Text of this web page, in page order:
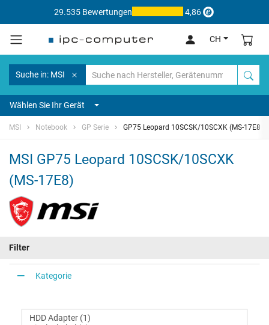
29.535 Bewertungen 4,86
CH
Suche in: MSI
Wählen Sie Ihr Gerät
MSI Notebook GP Serie GP75 Leopard 10SCSK/10SCXK (MS-17E8)
MSI GP75 Leopard 10SCSK/10SCXK
(MS-17E8)
Filter
Kategorie